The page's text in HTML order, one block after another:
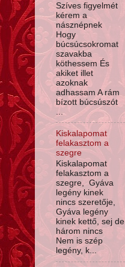
Szíves figyelmét
kérem a
násznépnek
Hogy
búcsúcsokromat
szavakba
köthessem És
akiket illet
azoknak
adhassam A rám
bízott búcsúszót
...
Kiskalapomat
felakasztom a
szegre
Kiskalapomat
felakasztom a
szegre, Gyáva
legény kinek
nincs szeretője,
Gyáva legény
kinek kettő, sej de
három nincs
Nem is szép
legény, k...